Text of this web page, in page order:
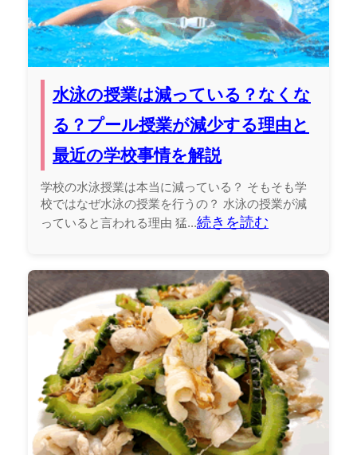
水泳の授業は減っている？なくな
る？プール授業が減少する理由と
最近の学校事情を解説
学校の水泳授業は本当に減っている？ そもそも学
校ではなぜ水泳の授業を行うの？ 水泳の授業が減
っていると言われる理由 猛...続きを読む